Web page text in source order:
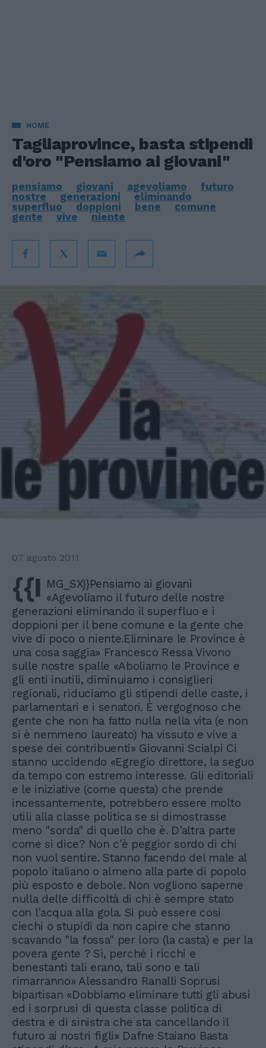
HOME
Tagliaprovince, basta stipendi
d'oro "Pensiamo ai giovani"
pensiamo giovani agevoliamo
futuro
nostre
generazioni
eliminando
superfluo
doppioni bene
comune
gente
vive niente
07 agosto 2011
{{I MG_SX}}Pensiamo ai giovani
«Agevoliamo il futuro delle nostre
generazioni eliminando il superfluo e i
doppioni per il bene comune e la gente che
vive di poco o niente.Eliminare le Province è
una cosa saggia» Francesco Ressa Vivono
sulle nostre spalle «Aboliamo le Province e
gli enti inutili, diminuiamo i consiglieri
regionali, riduciamo gli stipendi delle caste, i
parlamentari e i senatori. È vergognoso che
gente che non ha fatto nulla nella vita (e non
si è nemmeno laureato) ha vissuto e vive a
spese dei contribuenti» Giovanni Scialpi Ci
stanno uccidendo «Egregio direttore, la seguo
da tempo con estremo interesse. Gli editoriali
e le iniziative (come questa) che prende
incessantemente, potrebbero essere molto
utili alla classe politica se si dimostrasse
meno "sorda" di quello che è. D'altra parte
come si dice? Non c'è peggior sordo di chi
non vuol sentire. Stanno facendo del male al
popolo italiano o almeno alla parte di popolo
più esposto e debole. Non vogliono saperne
nulla delle difficoltà di chi è sempre stato
con l'acqua alla gola. Si può essere cosi
ciechi o stupidi da non capire che stanno
scavando "la fossa" per loro (la casta) e per la
povera gente ? Sì, perché i ricchi e
benestanti tali erano, tali sono e tali
rimarranno» Alessandro Ranalli Soprusi
bipartisan «Dobbiamo eliminare tutti gli abusi
ed i sorprusi di questa classe politica di
destra e di sinistra che sta cancellando il
futuro ai nostri figli» Dafne Staiano Basta